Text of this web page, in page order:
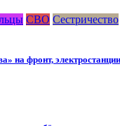
СВО Сестричество
на фронт,